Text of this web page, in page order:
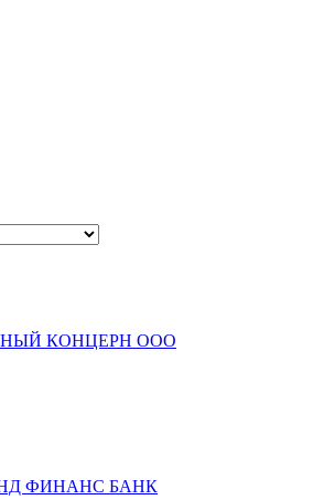
КОНЦЕРН ООО
ФИНАНС БАНК